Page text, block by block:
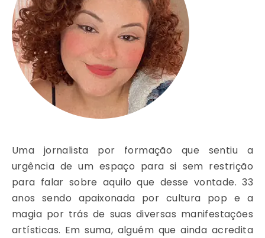
Uma jornalista por formação que sentiu a
urgência de um espaço para si sem restrição
para falar sobre aquilo que desse vontade. 33
anos sendo apaixonada por cultura pop e a
magia por trás de suas diversas manifestações
artísticas. Em suma, alguém que ainda acredita